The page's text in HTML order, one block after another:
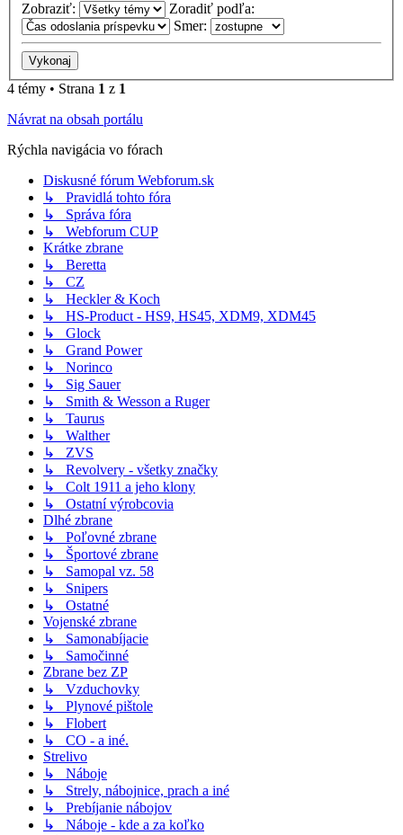
Zobraziť:
Zoradiť podľa:
Smer:
4 témy • Strana 1 z 1
Návrat na obsah portálu
Rýchla navigácia vo fórach
Diskusné fórum Webforum.sk
↳ Pravidlá tohto fóra
↳ Správa fóra
↳ Webforum CUP
Krátke zbrane
↳ Beretta
↳ CZ
↳ Heckler & Koch
↳ HS-Product - HS9, HS45, XDM9, XDM45
↳ Glock
↳ Grand Power
↳ Norinco
↳ Sig Sauer
↳ Smith & Wesson a Ruger
↳ Taurus
↳ Walther
↳ ZVS
↳ Revolvery - všetky značky
↳ Colt 1911 a jeho klony
↳ Ostatní výrobcovia
Dlhé zbrane
↳ Poľovné zbrane
↳ Športové zbrane
↳ Samopal vz. 58
↳ Snipers
↳ Ostatné
Vojenské zbrane
↳ Samonabíjacie
↳ Samočinné
Zbrane bez ZP
↳ Vzduchovky
↳ Plynové pištole
↳ Flobert
↳ CO - a iné.
Strelivo
↳ Náboje
↳ Strely, nábojnice, prach a iné
↳ Prebíjanie nábojov
↳ Náboje - kde a za koľko